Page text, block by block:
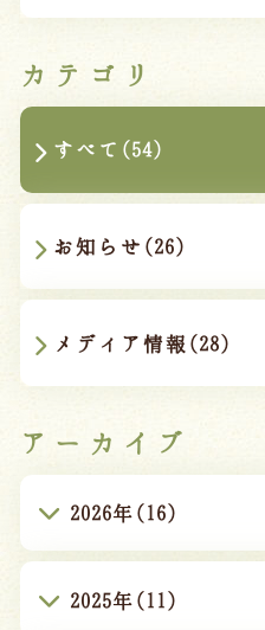
カテゴリ
すべて(54)
お知らせ(26)
メディア情報(28)
アーカイブ
2026年(16)
2025年(11)